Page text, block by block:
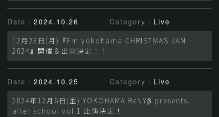
Date： 2024.10.26 Category： Live
12月23日(月)『Fm yokohama CHRISTMAS JAM
2024』開催＆出演決定！！
Date： 2024.10.25 Category： Live
2024年12月6日(金) YOKOHAMA ReNYβ presents.
after school vol.1 出演決定！